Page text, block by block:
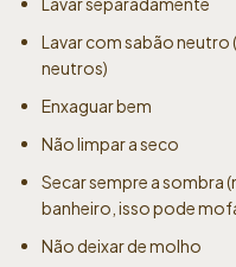
Lavar com sabão
neutros)
Enxaguar bem
Não limpar a seco
Secar sempre a sombra
banheiro, isso pode
Não deixar de molho